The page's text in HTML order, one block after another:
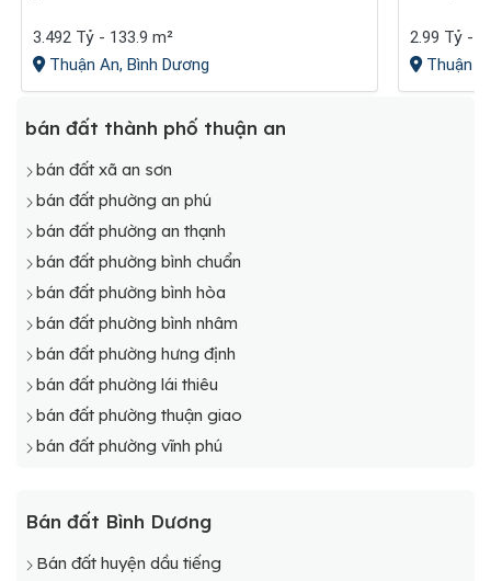
3.492 Tỷ - 133.9 m²
Thuận An, Bình Dương
2.99 Tỷ -
Thuận
bán đất thành phố thuận an
bán đất xã an sơn
bán đất phường an phú
bán đất phường an thạnh
bán đất phường bình chuẩn
bán đất phường bình hòa
bán đất phường bình nhâm
bán đất phường hưng định
bán đất phường lái thiêu
bán đất phường thuận giao
bán đất phường vĩnh phú
Bán đất Bình Dương
Bán đất huyện dầu tiếng